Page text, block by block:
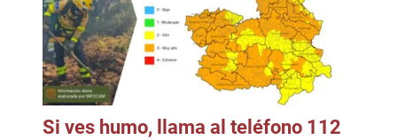
Si ves humo, llama al teléfono 112